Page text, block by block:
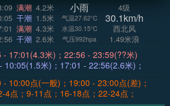
满潮 4.2米
干潮 1.5米
满潮 4.3米
干潮 2.6米
小雨
气温27.62°C
水温30.15°C
气压992hpa
4级
30.1km/h
西北风
1.49米浪
： 10:05 - 17:01(4.3米)；22:56 - 23:59(??米)
03:09 - 10:05(1.5米)；17:01 - 22:56(2.6米)；
10:00点(一般)；19:00 - 23:00点(差)；
4点；9-11点；16-18点；22-24点；